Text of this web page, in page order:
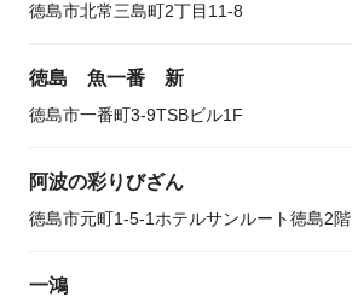
徳島市北常三島町2丁目11-8
徳島 魚一番 新
徳島市一番町3-9TSBビル1F
阿波の彩りびざん
徳島市元町1-5-1ホテルサンルート徳島2階
一鴻